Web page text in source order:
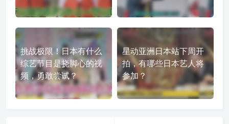
挑战极限！日本有什么
综艺节目是挠脚心的视
频，勇敢尝试？
星动亚洲日本站下周开
拍，有哪些日本艺人将
参加？